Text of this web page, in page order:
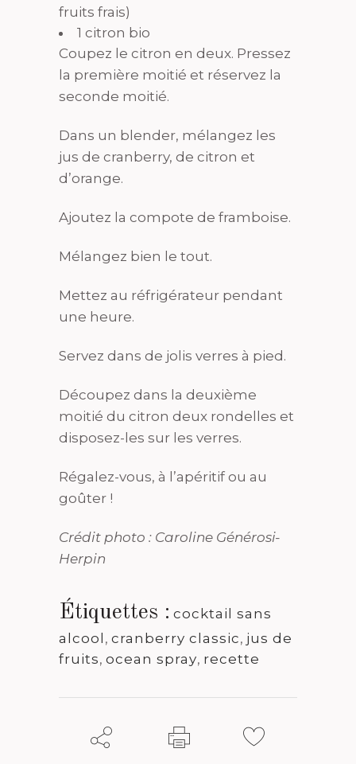
fruits frais)
1 citron bio
Coupez le citron en deux. Pressez
la première moitié et réservez la
seconde moitié.
Dans un blender, mélangez les
jus de cranberry, de citron et
d’orange.
Ajoutez la compote de framboise.
Mélangez bien le tout.
Mettez au réfrigérateur pendant
une heure.
Servez dans de jolis verres à pied.
Découpez dans la deuxième
moitié du citron deux rondelles et
disposez-les sur les verres.
Régalez-vous, à l’apéritif ou au
goûter !
Crédit photo : Caroline Générosi-
Herpin
Étiquettes : cocktail sans
alcool , cranberry classic, jus de
fruits, ocean spray, recette